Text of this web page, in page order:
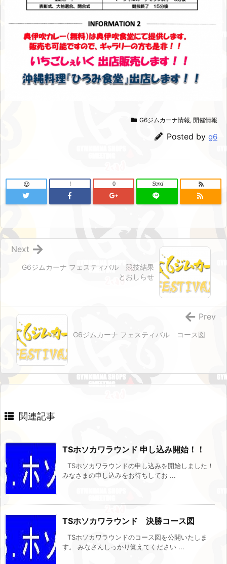
G6ジムカーナ情報, 開催情報
Posted by g6
! 0 Send
G6ジムカーナ フェスティバル 競技結果
とおしらせ
Next
G6ジムカーナ フェスティバル コース図
Prev
関連記事
TSホソカワラウンド 申し込み開始！！
TSホソカワラウンドの申し込みを開始しました！
みなさまの申し込みをお待ちしてお ...
TSホソカワラウンド 決勝コース図
TSホソカワラウンドのコース図を公開いたしま
す。 みなさんしっかり覚えてください ...